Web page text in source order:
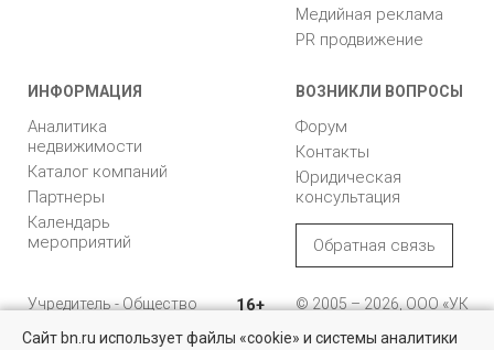
Медийная реклама
PR продвижение
ИНФОРМАЦИЯ
Аналитика
недвижимости
Каталог компаний
Партнеры
Календарь
мероприятий
ВОЗНИКЛИ ВОПРОСЫ
Форум
Контакты
Юридическая
консультация
Обратная связь
Учредитель - Общество
ответственностью
16+
© 2005 – 2026, ООО «УК
Сайт bn.ru использует файлы «cookie» и системы аналитики